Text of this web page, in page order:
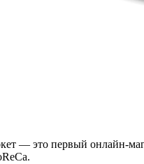
— это первый онлайн-